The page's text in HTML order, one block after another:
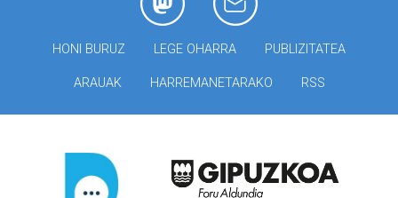
HONI BURUZ LEGE OHARRA PUBLIZITATEA
ARAUAK HARREMANETARAKO RSS